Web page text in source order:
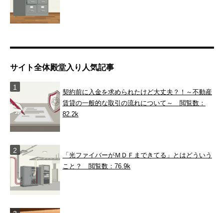
サイト全体殿堂入り人気記事
契約前に入金を求められたけど大丈夫？！～不動産
賃貸の一般的な取引の流れについて～
閲覧数：
82.2k
「光ファイバーがＭＤＦまできてる」とはどういう
こと？
閲覧数：76.9k